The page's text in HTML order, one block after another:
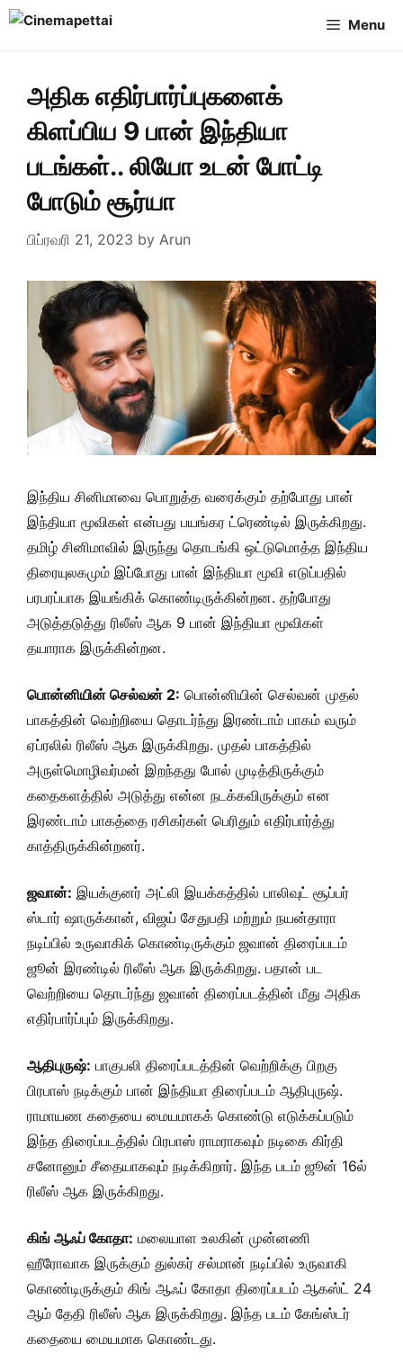
Skip
Menu
அதிக எதிர்பார்ப்புகளைக்
கிளப்பிய 9 பான் இந்தியா
படங்கள்.. லியோ உடன் போட்டி
போடும் சூர்யா
பிப்ரவரி 21, 2023 by Arun
இந்திய சினிமாவை பொறுத்த வரைக்கும் தற்போது பான்
இந்தியா மூவிகள் என்பது பயங்கர ட்ரெண்டில் இருக்கிறது.
தமிழ் சினிமாவில் இருந்து தொடங்கி ஒட்டுமொத்த இந்திய
திரையுலகமும் இப்போது பான் இந்தியா மூவி எடுப்பதில்
பரபரப்பாக இயங்கிக் கொண்டிருக்கின்றன. தற்போது
அடுத்தடுத்து ரிலீஸ் ஆக 9 பான் இந்தியா மூவிகள்
தயாராக இருக்கின்றன.
பொன்னியின் செல்வன் 2: பொன்னியின் செல்வன் முதல்
பாகத்தின் வெற்றியை தொடர்ந்து இரண்டாம் பாகம் வரும்
ஏப்ரலில் ரிலீஸ் ஆக இருக்கிறது. முதல் பாகத்தில்
அருள்மொழிவர்மன் இறந்தது போல் முடித்திருக்கும்
கதைகளத்தில் அடுத்து என்ன நடக்கவிருக்கும் என
இரண்டாம் பாகத்தை ரசிகர்கள் பெரிதும் எதிர்பார்த்து
காத்திருக்கின்றனர்.
ஜவான்: இயக்குனர் அட்லி இயக்கத்தில் பாலிவுட் சூப்பர்
ஸ்டார் ஷாருக்கான், விஜய் சேதுபதி மற்றும் நயன்தாரா
நடிப்பில் உருவாகிக் கொண்டிருக்கும் ஜவான் திரைப்படம்
ஜூன் இரண்டில் ரிலீஸ் ஆக இருக்கிறது. பதான் பட
வெற்றியை தொடர்ந்து ஜவான் திரைப்படத்தின் மீது அதிக
எதிர்பார்ப்பும் இருக்கிறது.
ஆதிபுருஷ்: பாகுபலி திரைப்படத்தின் வெற்றிக்கு பிறகு
பிரபாஸ் நடிக்கும் பான் இந்தியா திரைப்படம் ஆதிபுருஷ்.
ராமாயண கதையை மையமாகக் கொண்டு எடுக்கப்படும்
இந்த திரைப்படத்தில் பிரபாஸ் ராமராகவும் நடிகை கிர்தி
சனோனும் சீதையாகவும் நடிக்கிறார். இந்த படம் ஜூன் 16ல்
ரிலீஸ் ஆக இருக்கிறது.
கிங் ஆஃப் கோதா: மலையாள உலகின் முன்னணி
ஹீரோவாக இருக்கும் துல்கர் சல்மான் நடிப்பில் உருவாகி
கொண்டிருக்கும் கிங் ஆஃப் கோதா திரைப்படம் ஆகஸ்ட் 24
ஆம் தேதி ரிலீஸ் ஆக இருக்கிறது. இந்த படம் கேங்ஸ்டர்
கதையை மையமாக கொண்டது.